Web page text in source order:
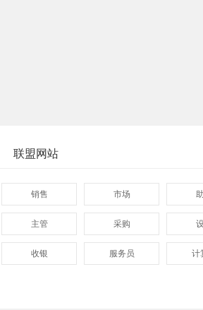
联盟网站
销售 市场
主管 采购
收银 服务员 计